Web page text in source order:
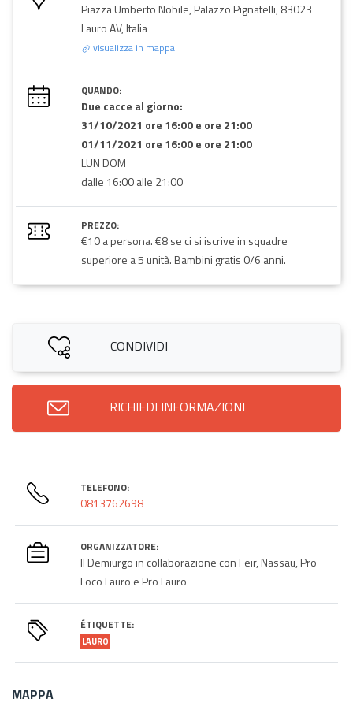
Piazza Umberto Nobile, Palazzo Pignatelli, 83023
Lauro AV, Italia
visualizza in mappa
QUANDO:
Due cacce al giorno:
31/10/2021 ore 16:00 e ore 21:00
01/11/2021 ore 16:00 e ore 21:00
LUN DOM
dalle 16:00 alle 21:00
PREZZO:
€10 a persona. €8 se ci si iscrive in squadre
superiore a 5 unità. Bambini gratis 0/6 anni.
CONDIVIDI
RICHIEDI INFORMAZIONI
TELEFONO:
0813762698
ORGANIZZATORE:
Il Demiurgo in collaborazione con Feir, Nassau, Pro
Loco Lauro e Pro Lauro
ÉTIQUETTE:
LAURO
MAPPA